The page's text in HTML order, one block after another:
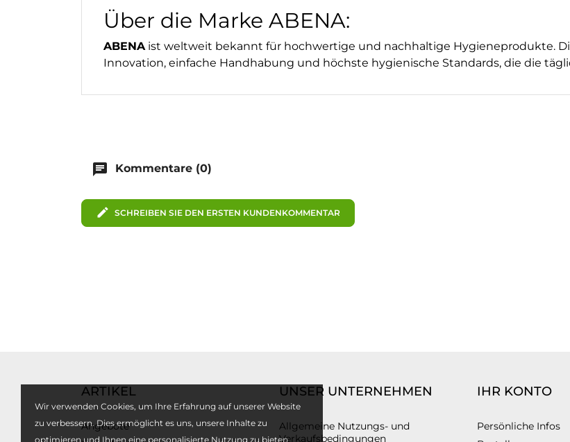
Wir verwenden Cookies, um Ihre Erfahrung auf unserer Website
zu verbessern. Dies ermöglicht es uns, unsere Inhalte zu
optimieren und Ihnen eine personalisierte Nutzung zu bieten.
Über die Marke ABENA:
ABENAist weltweit bekannt für hochwertige und nachhaltige Hygieneprodukte.
Innovation, einfache Handhabung und höchste hygienische Standards, die die
chat Kommentare (0)
edit SCHREIBEN SIE DEN ERSTEN KUNDENKOMMENTAR
ARTIKEL
Angebote
UNSER UNTERNEHMEN
Allgemeine Nutzungs- und
Verkaufsbedingungen
IHR KONTO
Persönliche Infos